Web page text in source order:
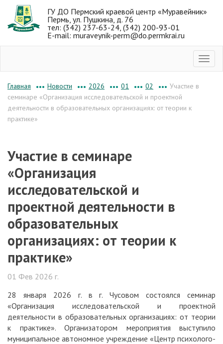
ГУ ДО Пермский краевой центр «Муравейник»
Пермь, ул. Пушкина, д. 76
тел: (342) 237-63-24, (342) 200-93-01
E-mail: muraveynik-perm@do.permkrai.ru
Главная ••• Новости ••• 2026 ••• 01 ••• 02 ••• Участие в
семинаре «Организация исследовательской и проектной
деятельности в образовательных организациях: от теории к
практике»
Участие в семинаре
«Организация
исследовательской и
проектной деятельности в
образовательных
организациях: от теории к
практике»
01 Фев 2026 г.
28 января 2026 г. в г. Чусовом состоялся семинар
«Организация исследовательской и проектной
деятельности в образовательных организациях: от теории
к практике». Организатором мероприятия выступило
муниципальное автономное учреждение «Центр психолого-